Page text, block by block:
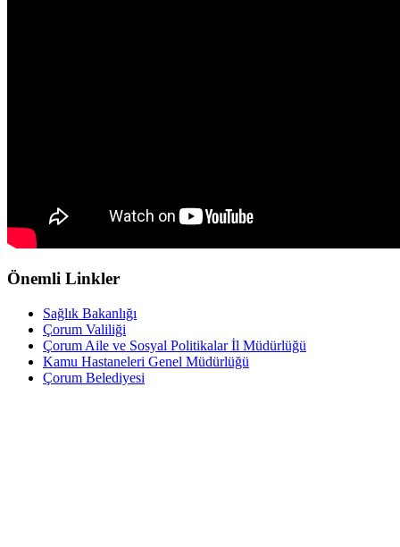
Önemli Linkler
Sağlık Bakanlığı
Çorum Valiliği
Çorum Aile ve Sosyal Politikalar İl Müdürlüğü
Kamu Hastaneleri Genel Müdürlüğü
Çorum Belediyesi